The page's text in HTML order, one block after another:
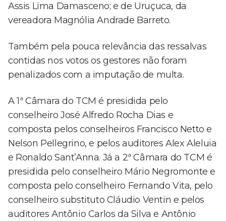
Assis Lima Damasceno; e de Uruçuca, da
vereadora Magnólia Andrade Barreto.
Também pela pouca relevância das ressalvas
contidas nos votos os gestores não foram
penalizados com a imputação de multa.
A 1ª Câmara do TCM é presidida pelo
conselheiro José Alfredo Rocha Dias e
composta pelos conselheiros Francisco Netto e
Nelson Pellegrino, e pelos auditores Alex Aleluia
e Ronaldo Sant’Anna. Já a 2ª Câmara do TCM é
presidida pelo conselheiro Mário Negromonte e
composta pelo conselheiro Fernando Vita, pelo
conselheiro substituto Cláudio Ventin e pelos
auditores Antônio Carlos da Silva e Antônio